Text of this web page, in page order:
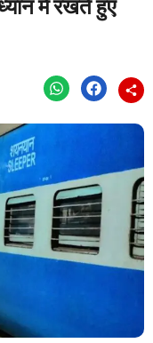
ध्यान में रखते हुए